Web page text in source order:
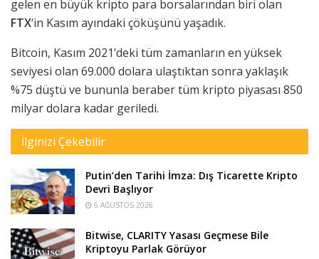
gelen en büyük kripto para borsalarından biri olan
FTX‘in Kasım ayındaki çöküşünü yaşadık.
Bitcoin, Kasım 2021’deki tüm zamanların en yüksek
seviyesi olan 69.000 dolara ulaştıktan sonra yaklaşık
%75 düştü ve bununla beraber tüm kripto piyasası 850
milyar dolara kadar geriledi.
İlginizi Çekebilir
Putin’den Tarihi İmza: Dış Ticarette Kripto
Devri Başlıyor
6 AĞUSTOS 2026
Bitwise, CLARITY Yasası Geçmese Bile
Kriptoyu Parlak Görüyor